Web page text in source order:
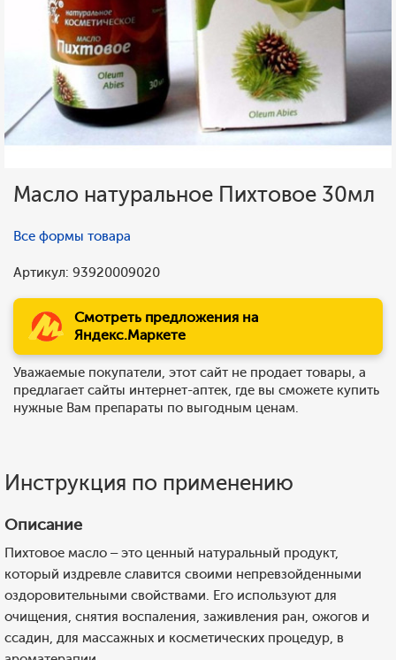
Масло натуральное Пихтовое 30мл
Все формы товара
Артикул: 93920009020
Смотреть предложения на
Яндекс.Маркете
Уважаемые покупатели, этот сайт не продает товары, а
предлагает сайты интернет-аптек, где вы сможете купить
нужные Вам препараты по выгодным ценам.
Инструкция по применению
Описание
Пихтовое масло – это ценный натуральный продукт,
который издревле славится своими непревзойденными
оздоровительными свойствами. Его используют для
очищения, снятия воспаления, заживления ран, ожогов и
ссадин, для массажных и косметических процедур, в